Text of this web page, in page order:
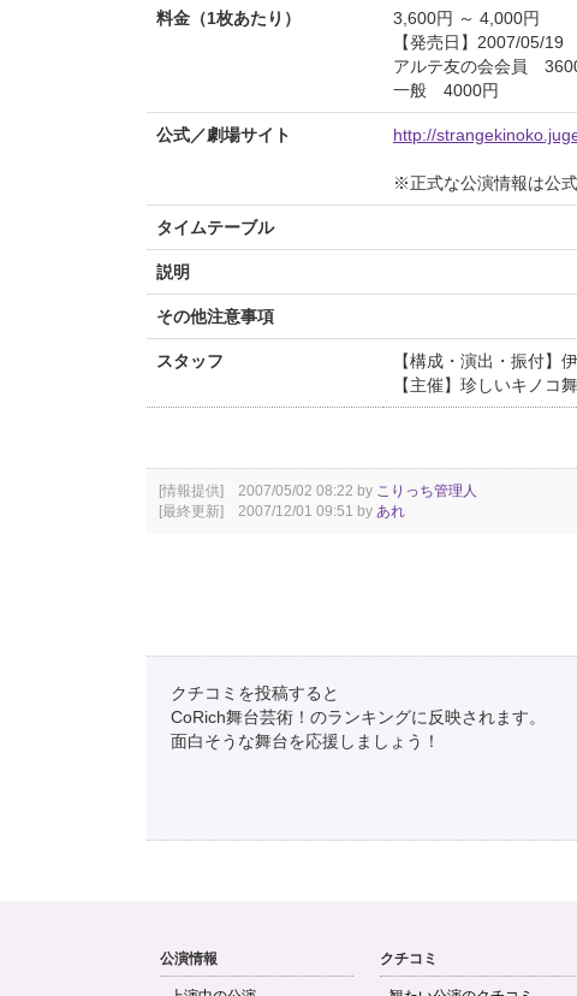
料金（1枚あたり）
3,600円 ～ 4,000円
【発売日】2007/05/19
アルテ友の会会員
一般 4000円
公式／劇場サイト http://
※正式な公演情報は公
タイムテーブル
説明
その他注意事項
スタッフ
【構成・演出・振付】
【主催】珍しいキノ
[情報提供] 2007/05/02 08:22 by こりっち管理人
[最終更新] 2007/12/01 09:51 by あれ
クチコミを投稿すると
CoRich舞台芸術！のランキングに反映されます。
面白そうな舞台を応援しましょう！
公演情報 クチコミ